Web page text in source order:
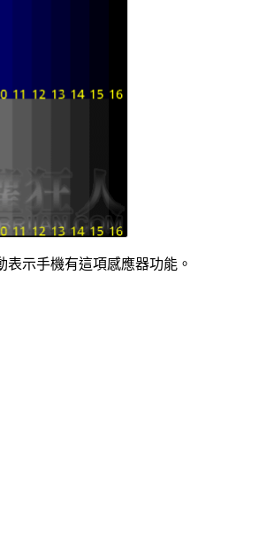
示手機有這項感應器功能。